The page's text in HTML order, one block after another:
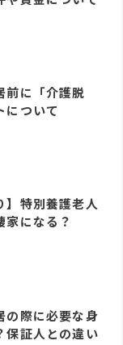
前に「介護脱
について
】特別養護老人
家になる？
の際に必要な身
保証人との違い